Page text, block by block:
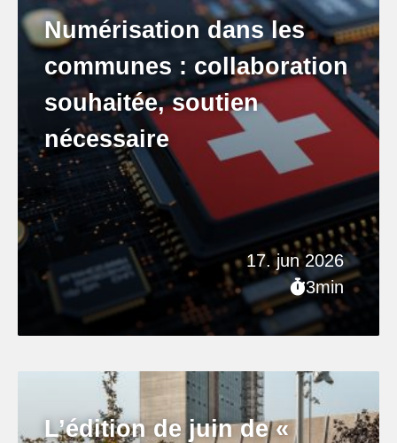
17. jun 2026
3min
Numérisation dans les
communes : collaboration
souhaitée, soutien
nécessaire
L’édition de juin de «